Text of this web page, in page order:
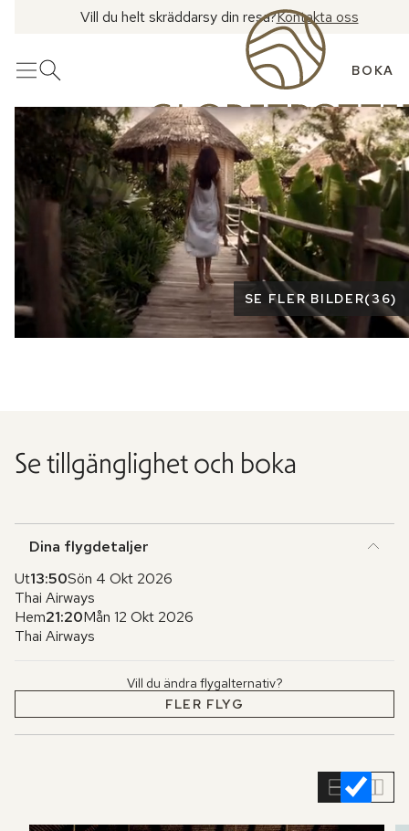
Vill du helt skräddarsy din resa?Kontakta oss
MenyÖppna sök BOKA
Se fler bilder
SE FLER BILDER(36)
Se tillgänglighet och boka
Dina flygdetaljer
Ut13:50Sön 4 Okt 2026
Thai Airways
Hem21:20Mån 12 Okt 2026
Thai Airways
Vill du ändra flygalternativ?
FLER FLYG